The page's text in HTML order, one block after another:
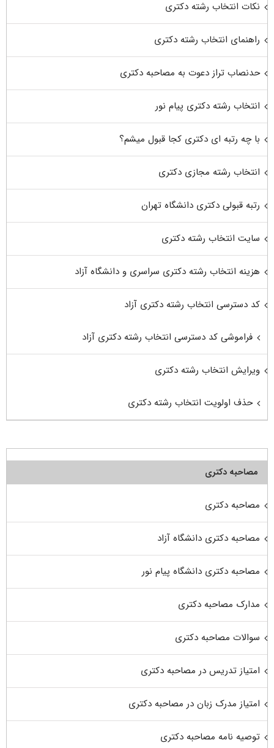
نکات انتخاب رشته دکتری
راهنمای انتخاب رشته دکتری
حدنصاب تراز دعوت به مصاحبه دکتری
انتخاب رشته دکتری پیام نور
با چه رتبه ای دکتری کجا قبول میشم؟
انتخاب رشته مجازی دکتری
رتبه قبولی دکتری دانشگاه تهران
سایت انتخاب رشته دکتری
هزینه انتخاب رشته دکتری سراسری و دانشگاه آزاد
کد دسترسی انتخاب رشته دکتری آزاد
فراموشی کد دسترسی انتخاب رشته دکتری آزاد
ویرایش انتخاب رشته دکتری
حذف اولویت انتخاب رشته دکتری
مصاحبه دکتری
مصاحبه دکتری
مصاحبه دکتری دانشگاه آزاد
مصاحبه دکتری دانشگاه پیام نور
مدارک مصاحبه دکتری
سوالات مصاحبه دکتری
امتیاز تدریس در مصاحبه دکتری
امتیاز مدرک زبان در مصاحبه دکتری
توصیه نامه مصاحبه دکتری